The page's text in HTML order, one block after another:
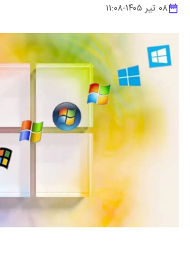
۰۸ تیر ۱۴۰۵ -۱۱:۰۸